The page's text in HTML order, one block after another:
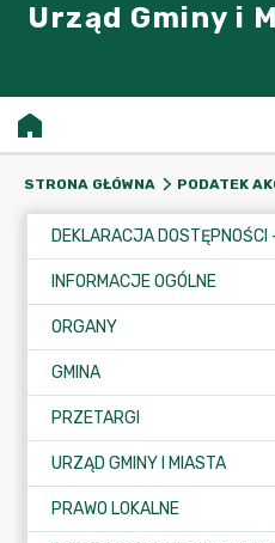
Urząd Gminy i
STRONA GŁÓWNA PODATEK
INFORMACJE OGÓLNE
ORGANY
GMINA
PRZETARGI
URZĄD GMINY I MIASTA
PRAWO LOKALNE